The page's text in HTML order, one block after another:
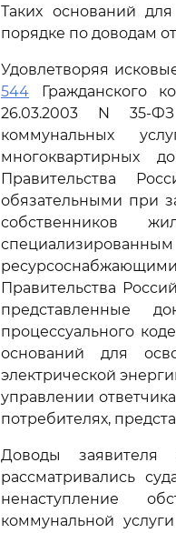
Таких оснований
порядке по доводам
Удовлетворяя
544 Гражданского
26.03.2003 N 35-
коммунальных
многоквартирных
Правительства
обязательными при
собственников
Правительства
представленные
процессуального
оснований для
электрической
управлении
потребителях,
Доводы заявителя
рассматривались
ненаступление
коммунальной